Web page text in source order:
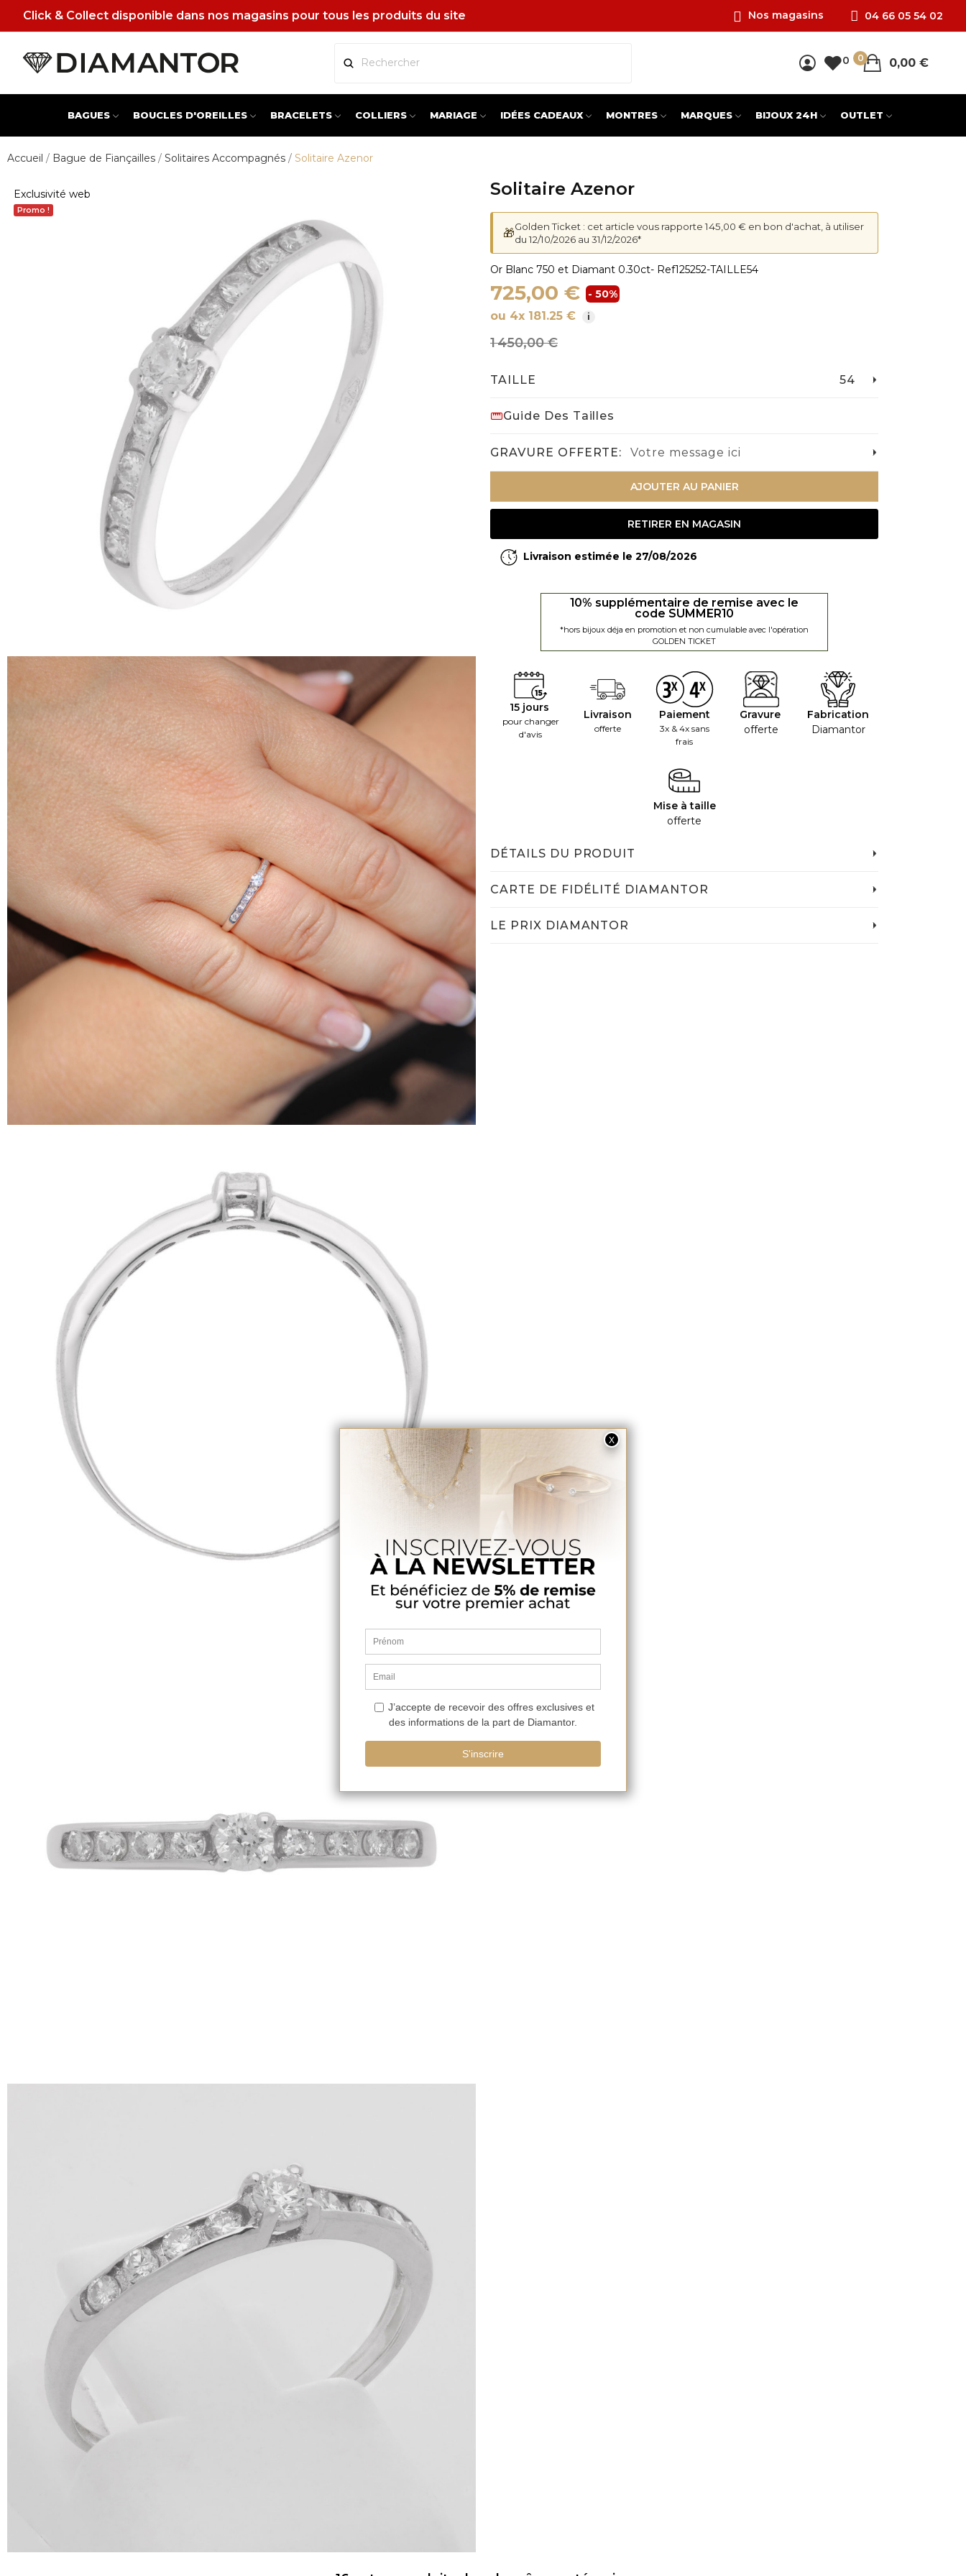
Click & Collect disponible dans nos magasins pour tous les produits du site Nos magasins 04 66 05 54 02
0 0,00 €
0
BAGUES BOUCLES D'OREILLES BRACELETS COLLIERS MARIAGE IDÉES CADEAUX MONTRES MARQUES BIJOUX 24H OUTLET
Accueil Bague de Fiançailles Solitaires Accompagnés Solitaire Azenor
Exclusivité web
Promo !
Solitaire Azenor
🎁Golden Ticket : cet article vous rapporte 145,00 € en bon d'achat, à utiliser
du 12/10/2026 au 31/12/2026*
Or Blanc 750 et Diamant 0.30ct- Ref125252-TAILLE54
725,00 € - 50%
ou 4x 181.25 € i
1 450,00 €
TAILLE 54
Guide Des Tailles
GRAVURE OFFERTE: Votre message ici
AJOUTER AU PANIER
RETIRER EN MAGASIN
Livraison estimée le 27/08/2026
10% supplémentaire de remise avec le
code SUMMER10
*hors bijoux déja en promotion et non cumulable avec l'opération
GOLDEN TICKET
15 jours
pour changer
d'avis
Livraison
offerte
Paiement
3x & 4x sans
frais
Gravure
offerte
Fabrication
Diamantor
Mise à taille
offerte
DÉTAILS DU PRODUIT
CARTE DE FIDÉLITÉ DIAMANTOR
LE PRIX DIAMANTOR